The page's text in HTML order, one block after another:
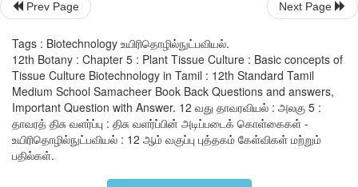
Prev Page Next Page
Tags : Biotechnology உயிரிதொழில்நுட்பவியல்.
12th Botany : Chapter 5 : Plant Tissue Culture : Basic concepts of
Tissue Culture Biotechnology in Tamil : 12th Standard Tamil
Medium School Samacheer Book Back Questions and answers,
Important Question with Answer. 12 வது தாவரவியல் : அலகு 5 :
தாவரத் திசு வளர்ப்பு : திசு வளர்ப்பின் அடிப்படைக் கொள்கைகள் -
உயிரிதொழில்நுட்பவியல் : 12 ஆம் வகுப்பு புத்தகம் கேள்விகள் மற்றும்
பதில்கள்.